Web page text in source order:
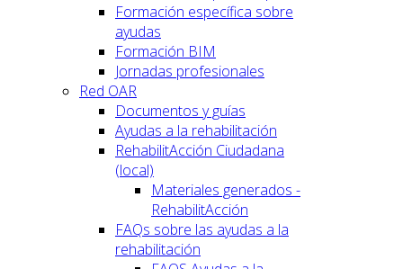
Formación específica sobre
ayudas
Formación BIM
Jornadas profesionales
Red OAR
Documentos y guías
Ayudas a la rehabilitación
RehabilitAcción Ciudadana
(local)
Materiales generados -
RehabilitAcción
FAQs sobre las ayudas a la
rehabilitación